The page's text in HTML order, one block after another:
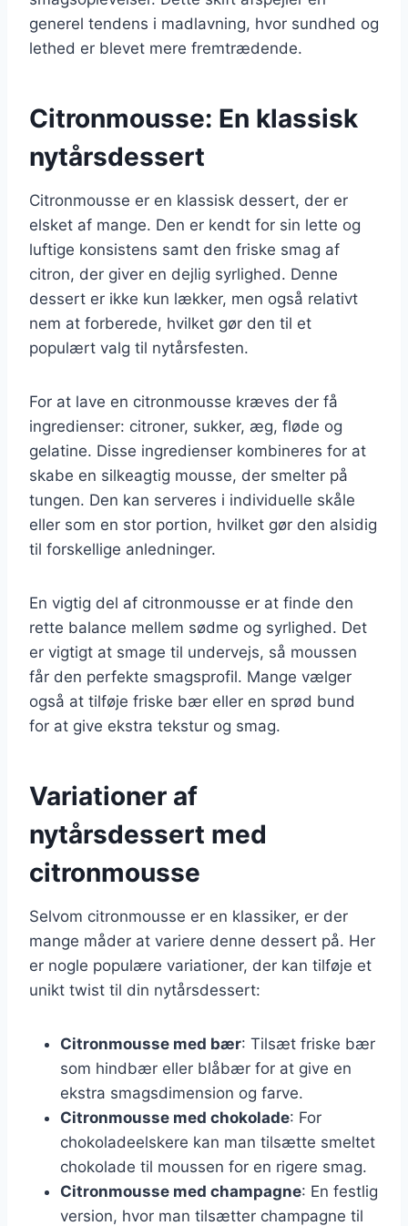
generel tendens i madlavning, hvor sundhed og
lethed er blevet mere fremtrædende.
Citronmousse: En klassisk
nytårsdessert
Citronmousse er en klassisk dessert, der er
elsket af mange. Den er kendt for sin lette og
luftige konsistens samt den friske smag af
citron, der giver en dejlig syrlighed. Denne
dessert er ikke kun lækker, men også relativt
nem at forberede, hvilket gør den til et
populært valg til nytårsfesten.
For at lave en citronmousse kræves der få
ingredienser: citroner, sukker, æg, fløde og
gelatine. Disse ingredienser kombineres for at
skabe en silkeagtig mousse, der smelter på
tungen. Den kan serveres i individuelle skåle
eller som en stor portion, hvilket gør den alsidig
til forskellige anledninger.
En vigtig del af citronmousse er at finde den
rette balance mellem sødme og syrlighed. Det
er vigtigt at smage til undervejs, så moussen
får den perfekte smagsprofil. Mange vælger
også at tilføje friske bær eller en sprød bund
for at give ekstra tekstur og smag.
Variationer af
nytårsdessert med
citronmousse
Selvom citronmousse er en klassiker, er der
mange måder at variere denne dessert på. Her
er nogle populære variationer, der kan tilføje et
unikt twist til din nytårsdessert:
Citronmousse med bær: Tilsæt friske bær
som hindbær eller blåbær for at give en
ekstra smagsdimension og farve.
Citronmousse med chokolade: For
chokoladeelskere kan man tilsætte smeltet
chokolade til moussen for en rigere smag.
Citronmousse med champagne: En festlig
version, hvor man tilsætter champagne til